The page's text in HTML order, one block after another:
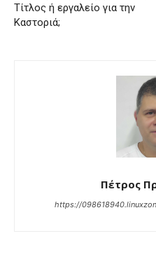
Τίτλος ή εργαλείο για την
Καστοριά;
Πέτρος
https://